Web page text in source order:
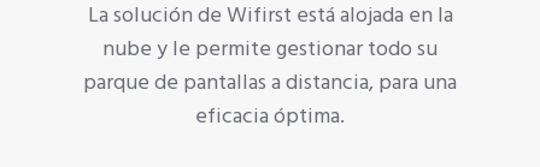
La solución de Wifirst está alojada en la
nube y le permite gestionar todo su
parque de pantallas a distancia, para una
eficacia óptima.